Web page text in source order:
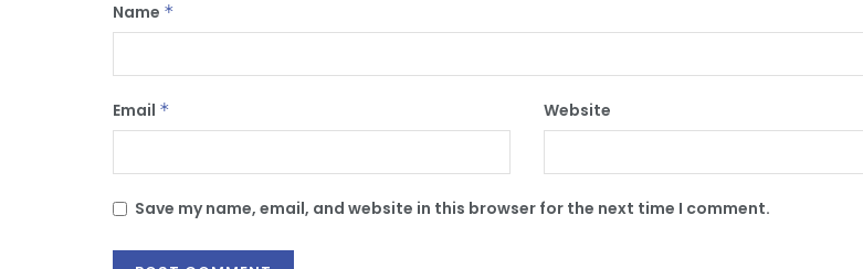
Name *
Email * Website
Save my name, email, and website in this browser for the next time I comment.